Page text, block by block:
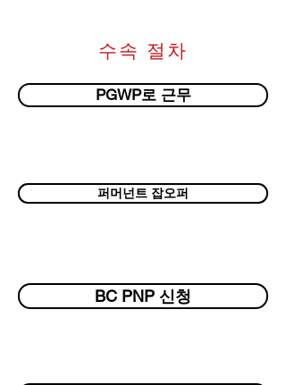
​수속 절차
PGWP로 근무
퍼머넌트 잡오퍼
BC PNP 신청